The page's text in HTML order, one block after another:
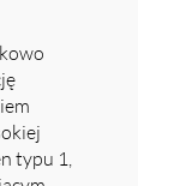
typu 1,